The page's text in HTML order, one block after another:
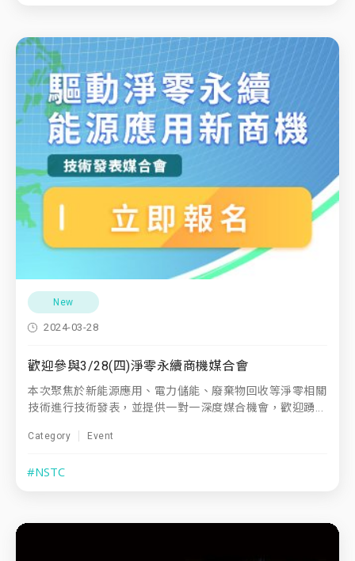
New
2024-03-28
歡迎參與3/28(四)淨零永續商機媒合會
本次聚焦於新能源應用、電力儲能、廢棄物回收等淨零相關
技術進行技術發表，並提供一對一深度媒合機會，歡迎踴...
Category Event
#NSTC